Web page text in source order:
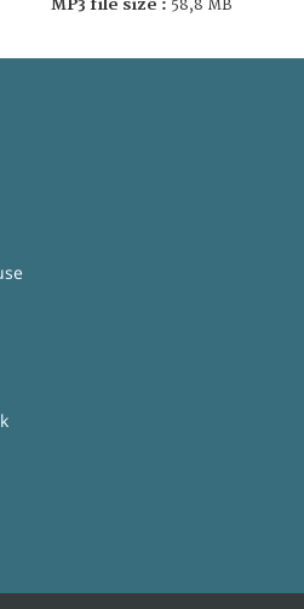
MP3 file size : 58,8 MB